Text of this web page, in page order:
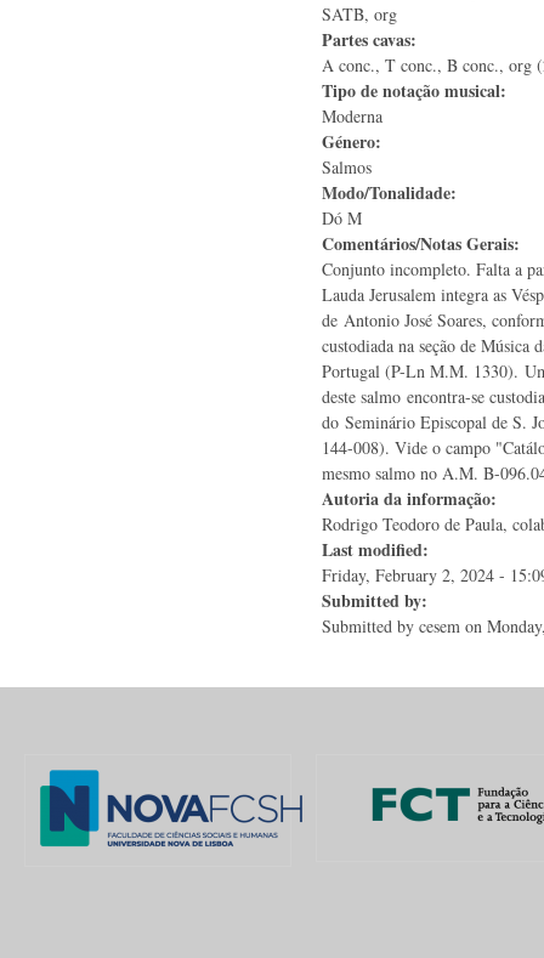
SATB, org
Partes cavas:
A conc., T conc., B conc., org
Tipo de notação musical:
Moderna
Género:
Salmos
Modo/Tonalidade:
Dó M
Comentários/Notas Gerais:
Conjunto incompleto. Falta a
Lauda Jerusalem integra as
de Antonio José Soares,
custodiada na seção de Música
Portugal (P-Ln M.M. 1330).
deste salmo encontra-se
do Seminário Episcopal de S.
144-008). Vide o campo
mesmo salmo no A.M. B-
Autoria da informação:
Rodrigo Teodoro de Paula,
Last modified:
Friday, February 2, 2024 -
Submitted by:
Submitted by cesem on